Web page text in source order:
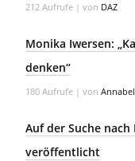
212 Aufrufe | von DAZ
Monika Iwersen:
denken“
180 Aufrufe | von
Auf der Suche
veröffentlicht